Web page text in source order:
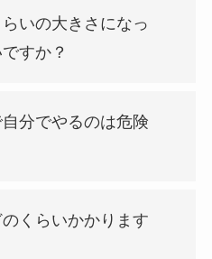
いの大きさになっ
すか？
分でやるのは危険
くらいかかります